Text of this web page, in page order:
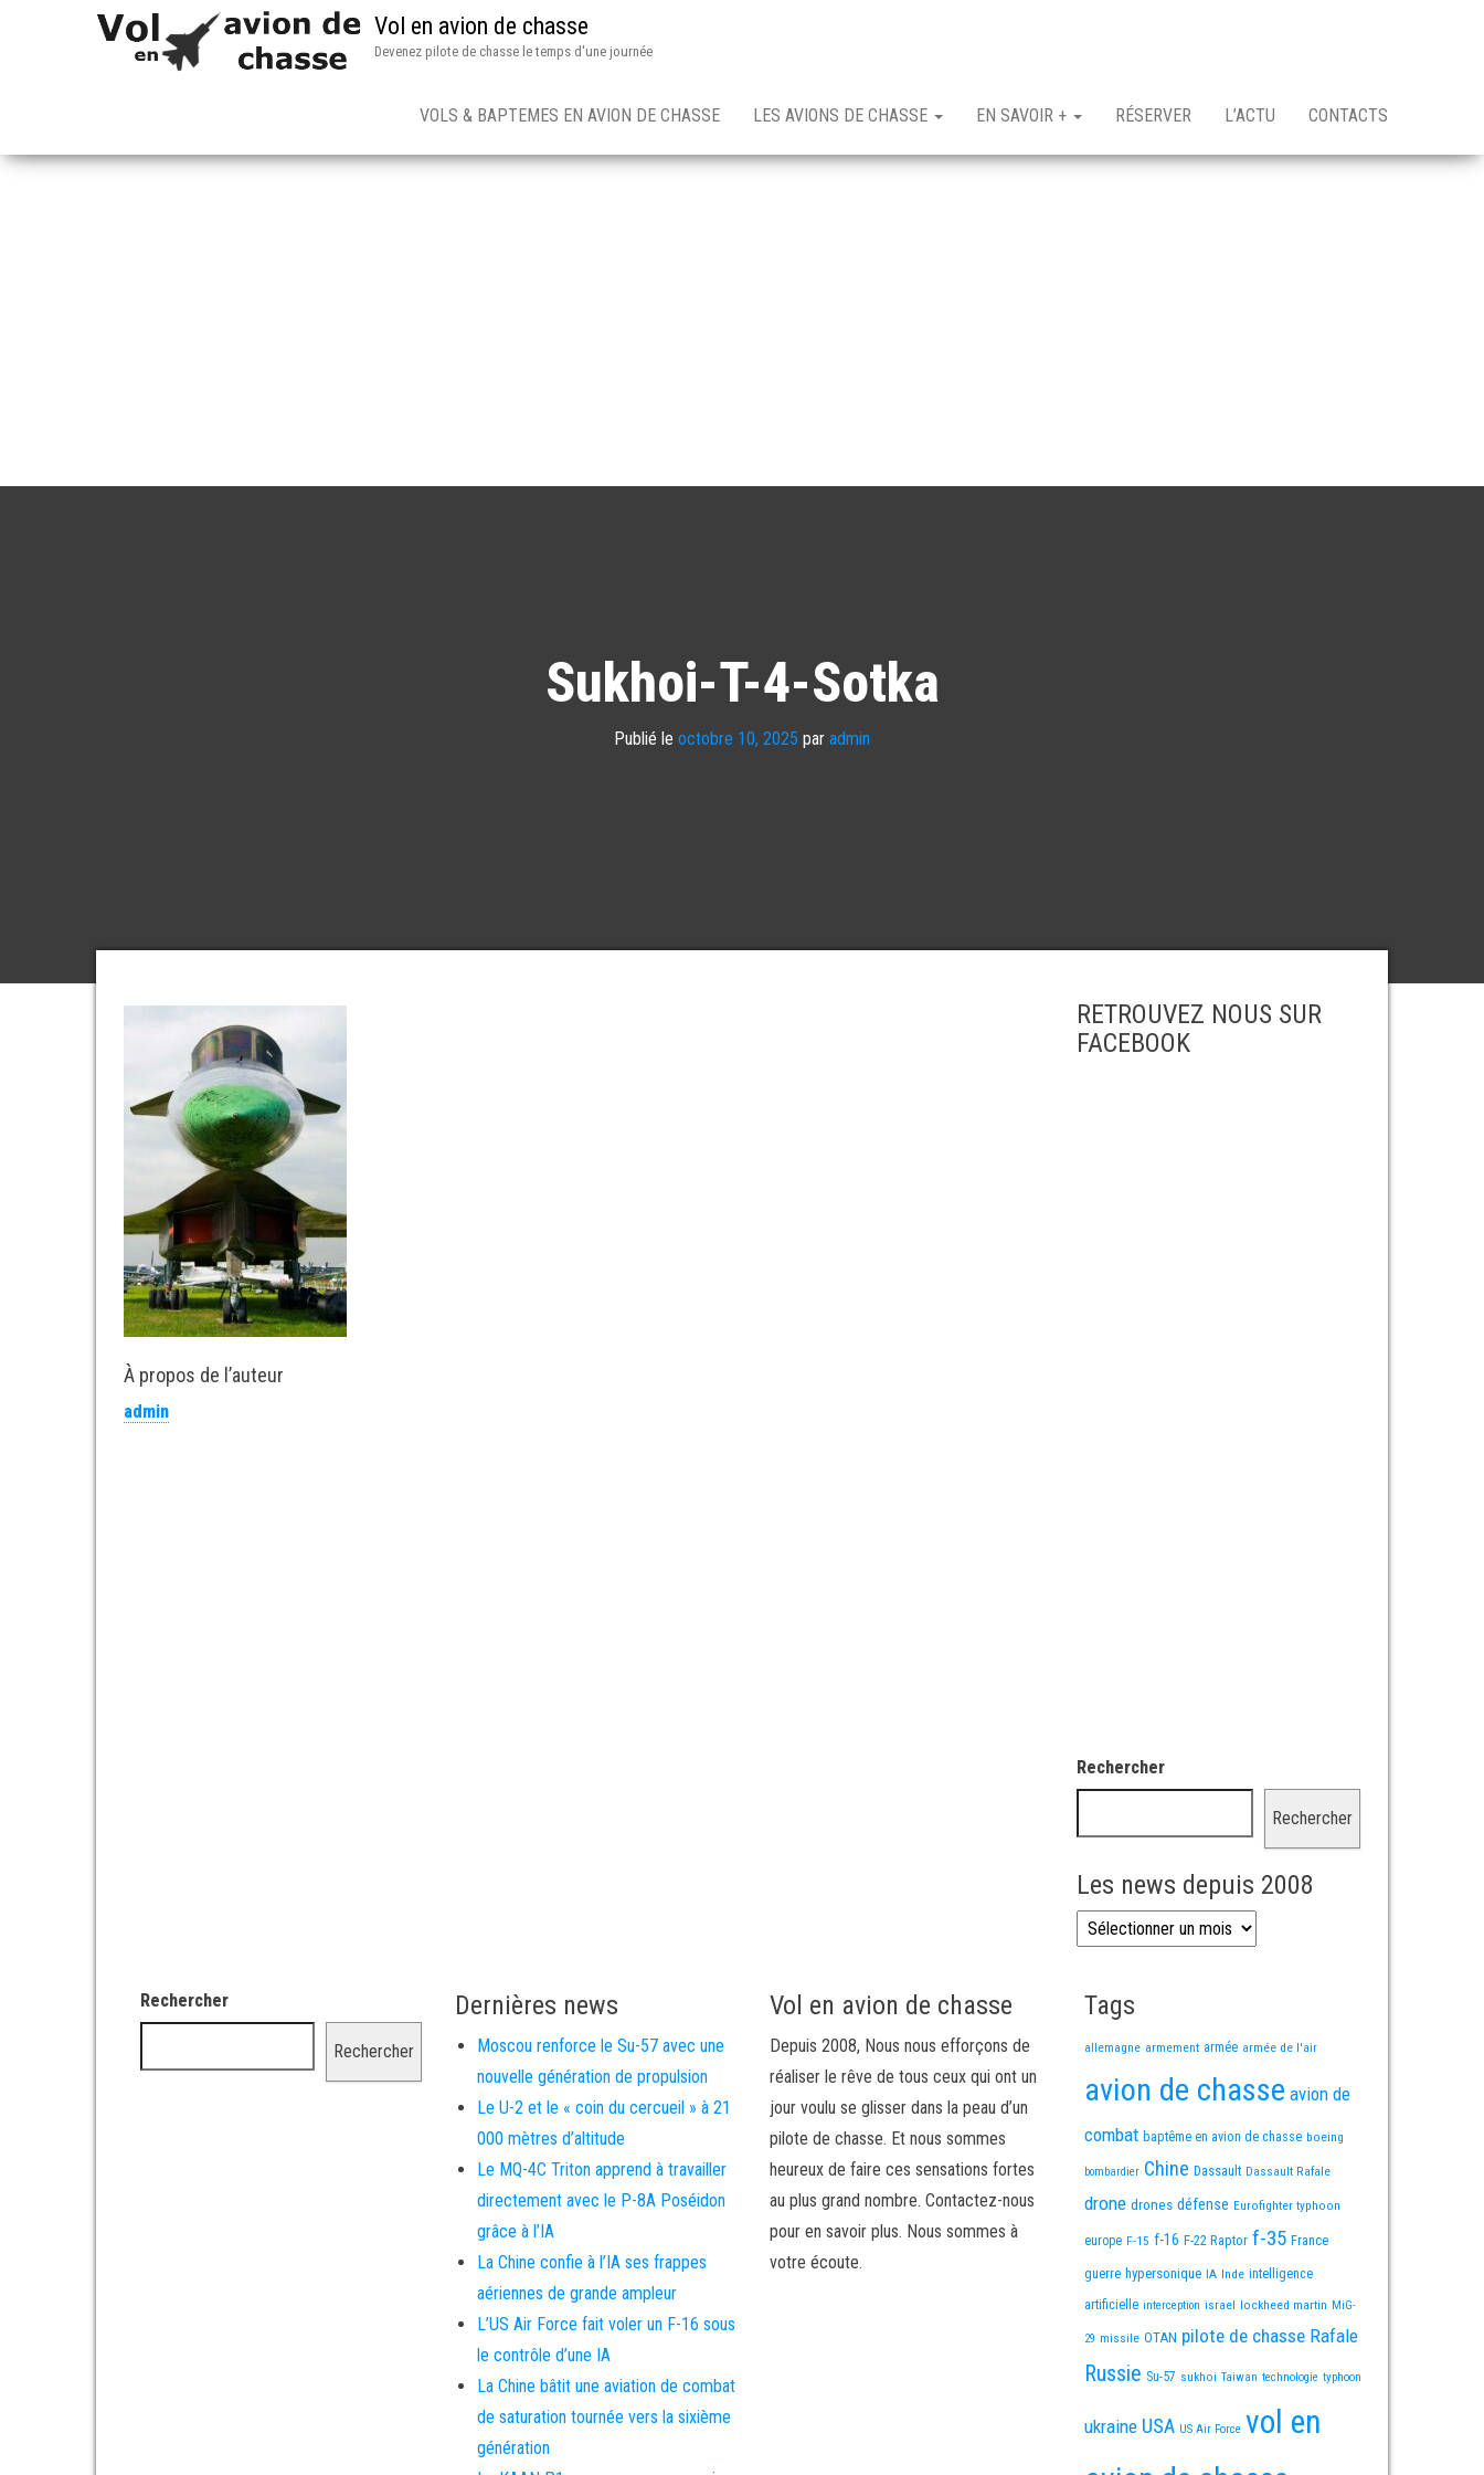
Vol en avion de chasse
Devenez pilote de chasse le temps d'une journée
VOLS & BAPTEMES EN AVION DE CHASSE LES AVIONS DE CHASSE EN SAVOIR + RÉSERVER L’ACTU CONTACTS
Sukhoi-T-4-Sotka
Publié le octobre 10, 2025 par admin
À propos de l’auteur
admin
RETROUVEZ NOUS SUR
FACEBOOK
Rechercher
Rechercher
Les news depuis 2008
Les news depuis 2008
Rechercher
Rechercher
Dernières news
Moscou renforce le Su-57 avec une
nouvelle génération de propulsion
Le U-2 et le « coin du cercueil » à 21
000 mètres d’altitude
Le MQ-4C Triton apprend à travailler
directement avec le P-8A Poséidon
grâce à l’IA
La Chine confie à l’IA ses frappes
aériennes de grande ampleur
L’US Air Force fait voler un F-16 sous
le contrôle d’une IA
La Chine bâtit une aviation de combat
de saturation tournée vers la sixième
génération
Vol en avion de chasse
Depuis 2008, Nous nous efforçons de
réaliser le rêve de tous ceux qui ont un
jour voulu se glisser dans la peau d’un
pilote de chasse. Et nous sommes
heureux de faire ces sensations fortes
au plus grand nombre. Contactez-nous
pour en savoir plus. Nous sommes à
votre écoute.
Tags
allemagne armement armée armée de l'air
avion de chasse avion de
combat baptême en avion de chasse boeing
bombardier Chine Dassault Dassault Rafale
drone drones défense Eurofighter typhoon
europe F-15 f-16 F-22 Raptor f-35 France
guerre hypersonique IA Inde intelligence
artificielle interception israel lockheed martin MiG-
29 missile OTAN pilote de chasse Rafale
Russie Su-57 sukhoi Taiwan technologie typhoon
ukraine USA US Air Force vol en